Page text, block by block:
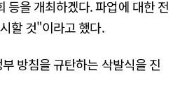
등을 개최하겠다. 파업에 대한 전
할 것"이라고 했다.
방침을 규탄하는 삭발식을 진